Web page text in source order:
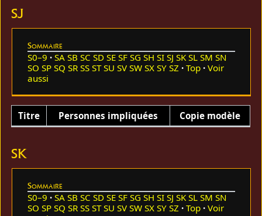
SJ
Sommaire
S0–9 SA SB SC SD SE SF SG SH SI SJ SK SL SM SN
SO SP SQ SR SS ST SU SV SW SX SY SZ Top
Voir
aussi
Titre Personnes impliquées Copie modèle
SK
Sommaire
S0–9 SA SB SC SD SE SF SG SH SI SJ SK SL SM SN
SO SP SQ SR SS ST SU SV SW SX SY SZ Top
Voir